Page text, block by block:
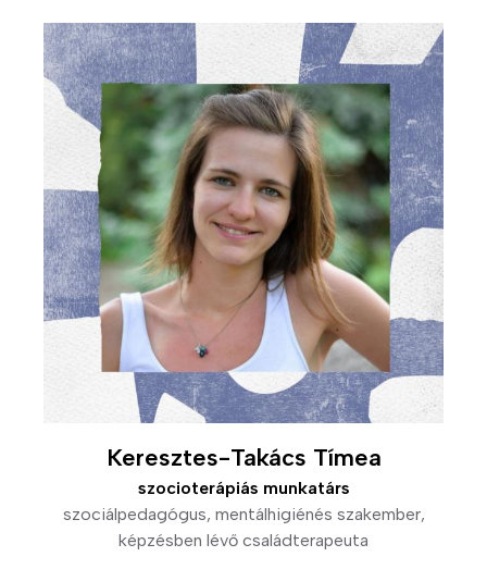
Kép
Keresztes-Takács Tímea
szocioterápiás munkatárs
szociálpedagógus, mentálhigiénés szakember,
képzésben lévő családterapeuta